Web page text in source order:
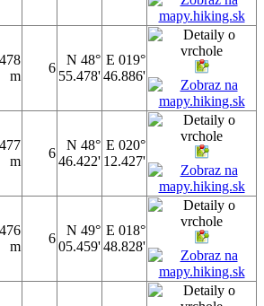
m
6
N 48°
55.478'
E 019°
46.886'
m
6
N 48°
46.422'
E 020°
12.427'
m
6
N 49°
05.459'
E 018°
48.828'